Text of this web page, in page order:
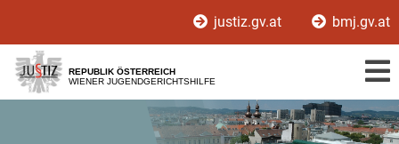
[1]
[2]
[3]
justiz.gv.at bmj.gv.at
REPUBLIK ÖSTERREICH
WIENER JUGENDGERICHTSHILFE